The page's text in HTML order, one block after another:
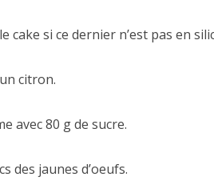
cake si ce dernier n’est pas en
citron.
avec 80 g de sucre.
des jaunes d’oeufs.